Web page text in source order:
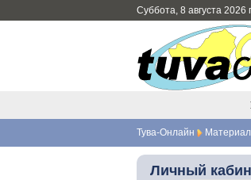
Суббота, 8 августа 2026
Тува-Онлайн
Личный